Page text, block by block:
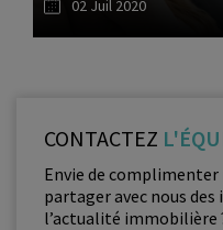
02 Juil 2020
CONTACTEZ
Envie de complimenter
partager avec nous
l’actualité immobilière